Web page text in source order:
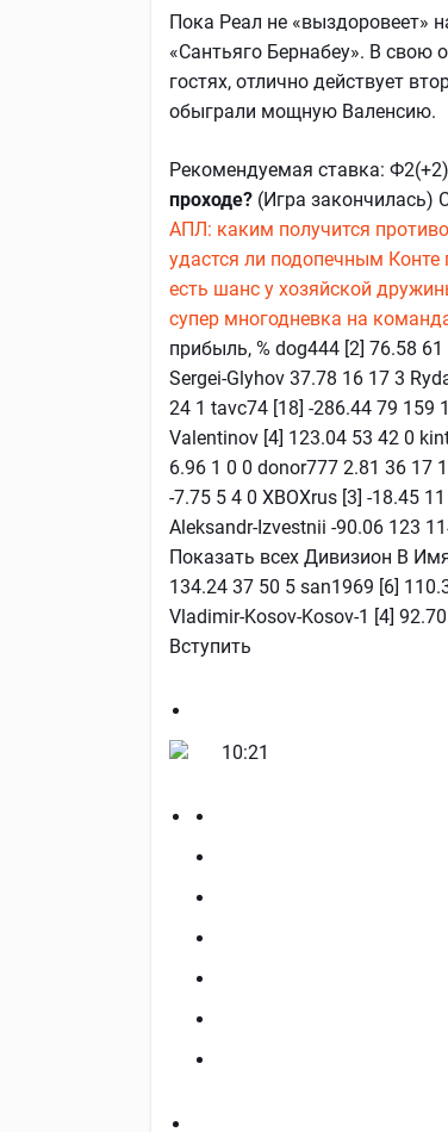
Пока Реал не «выздоровеет»
«Сантьяго Бернабеу». В свою
гостях, отлично действует
обыграли мощную Валенсию.
Рекомендуемая ставка: Ф2(+2)
проходе? (Игра закончилась)
АПЛ: каким получится
удастся ли подопечным Конте
есть шанс у хозяйской
супер многодневка на
прибыль, % dog444 [2] 76.58
Sergei-Glyhov 37.78 16 17 3
24 1 tavc74 [18] -286.44 79 159
Valentinov [4] 123.04 53 42 0
6.96 1 0 0 donor777 2.81 36 17
-7.75 5 4 0 XBOXrus [3] -18.45
Aleksandr-Izvestnii -90.06 123
Показать всех Дивизион В
134.24 37 50 5 san1969 [6]
Vladimir-Kosov-Kosov-1 [4]
Вступить
10:21